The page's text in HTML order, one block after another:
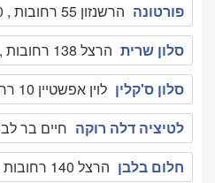
פורטונה הרשנזון 55 רחובות , 089495070
סלון שרית הרצל 138 רחובות , 089453069
סלון ס'קלין לוין אפשטיין 10 רחובות , 089478882
לטיציה דלה רוקה חיים בר לב 16 רחובות , 089353594
חלום בלבן הרצל 140 רחובות , 089454485